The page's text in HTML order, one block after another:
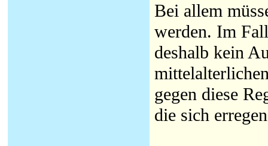
Bei allem
werden. Im
deshalb kein
gegen diese
die sich